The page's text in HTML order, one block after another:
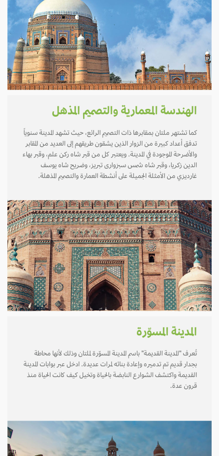
الهندسة المعمارية والتصميم المذهل
كما تشتهر ملتان بمقابرها ذات التصميم الرائع، حيث تشهد المدينة سنوياً
تدفق أعداد كبيرة من الزوار الذين يشقون طريقهم إلى العديد من المقابر
والأضرحة الموجودة في المدينة. ويعتبر كل من قبر شاه ركن علم، وقبر بهاء
الدين زكريا، وقبر شاه شمس سبزوارى تبريز، وضريح شاه يوسف
غارديزي من الأمثلة الجميلة على أنشطة العمارة والتصميم المذهلة.
المدينة المسوّرة
تُعرف "المدينة القديمة" باسم المدينة المسوّرة لملتان وذلك لأنها محاطة
بجدار قديم تم تدميره وإعادة بنائه لمرات عديدة. ادخل عبر بوابات المدينة
القديمة واكتشف الشوارع النابضة بالحياة وتخيل كيف كانت الحياة منذ
قرون عدة.